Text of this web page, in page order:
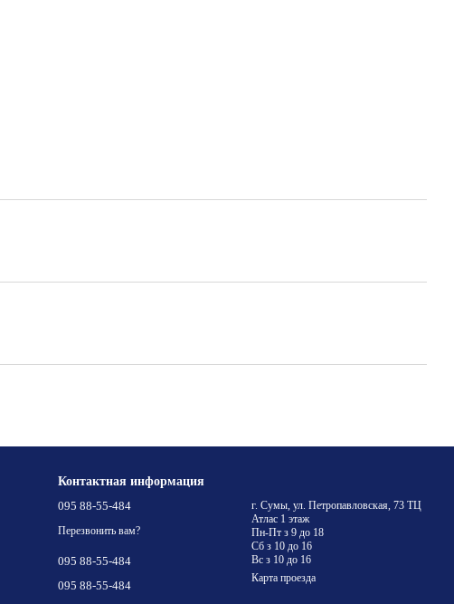
Контактная информация
095 88-55-484
Перезвонить вам?
095 88-55-484
095 88-55-484
г. Сумы, ул. Петропавловская, 73 ТЦ
Атлас 1 этаж
Пн-Пт з 9 до 18
Сб з 10 до 16
Вс з 10 до 16
Карта проезда